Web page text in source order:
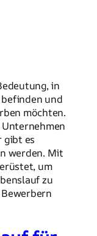
in
und
möchten.
gibt es
werden. Mit
um
zu